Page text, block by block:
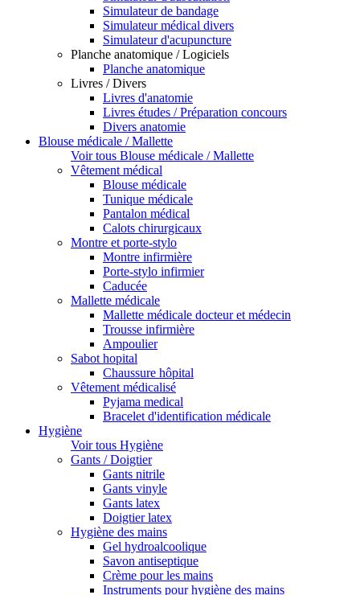
Simulateur de bandage
Simulateur médical divers
Simulateur d'acupuncture
Planche anatomique / Logiciels
Planche anatomique
Livres / Divers
Livres d'anatomie
Livres études / Préparation concours
Divers anatomie
Blouse médicale / Mallette
Voir tous Blouse médicale / Mallette
Vêtement médical
Blouse médicale
Tunique médicale
Pantalon médical
Calots chirurgicaux
Montre et porte-stylo
Montre infirmière
Porte-stylo infirmier
Caducée
Mallette médicale
Mallette médicale docteur et médecin
Trousse infirmière
Ampoulier
Sabot hopital
Chaussure hôpital
Vêtement médicalisé
Pyjama medical
Bracelet d'identification médicale
Hygiène
Voir tous Hygiène
Gants / Doigtier
Gants nitrile
Gants vinyle
Gants latex
Doigtier latex
Hygiène des mains
Gel hydroalcoolique
Savon antiseptique
Crème pour les mains
Instruments pour hygiène des mains